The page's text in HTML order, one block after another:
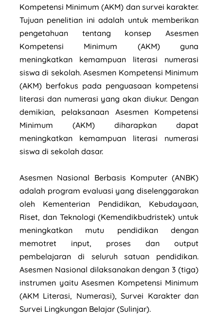
Kompetensi Minimum (AKM) dan survei karakter.
Tujuan penelitian ini adalah untuk memberikan
pengetahuan tentang konsep Asesmen
Kompetensi Minimum (AKM) guna
meningkatkan kemampuan literasi numerasi
siswa di sekolah. Asesmen Kompetensi Minimum
(AKM) berfokus pada penguasaan kompetensi
literasi dan numerasi yang akan diukur. Dengan
demikian, pelaksanaan Asesmen Kompetensi
Minimum (AKM) diharapkan dapat
meningkatkan kemampuan literasi numerasi
siswa di sekolah dasar.
Asesmen Nasional Berbasis Komputer (ANBK)
adalah program evaluasi yang diselenggarakan
oleh Kementerian Pendidikan, Kebudayaan,
Riset, dan Teknologi (Kemendikbudristek) untuk
meningkatkan mutu pendidikan dengan
memotret input, proses dan output
pembelajaran di seluruh satuan pendidikan.
Asesmen Nasional dilaksanakan dengan 3 (tiga)
instrumen yaitu Asesmen Kompetensi Minimum
(AKM Literasi, Numerasi), Survei Karakter dan
Survei Lingkungan Belajar (Sulinjar).